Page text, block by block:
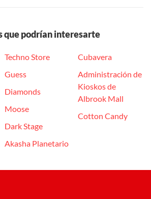
que podrían interesarte
Techno Store
Guess
Diamonds
Moose
Dark Stage
Akasha Planetario
Cubavera
Administración de
Kioskos de
Albrook Mall
Cotton Candy